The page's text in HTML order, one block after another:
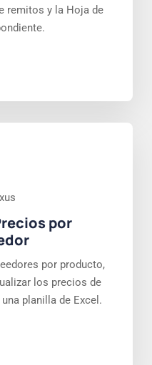
remitos y la Hoja de
por
por producto,
los precios de
planilla de Excel.